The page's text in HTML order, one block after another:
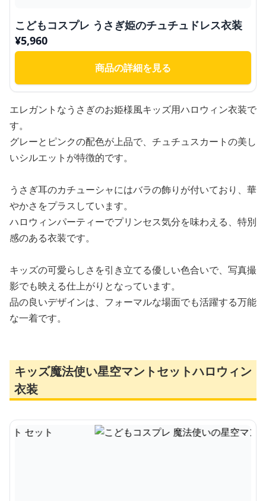
こどもコスプレ うさぎ姫のチュチュドレス衣装
¥5,960
商品の詳細を見る
エレガントなうさぎのお姫様風キッズ用ハロウィン衣装で
す。
グレーとピンクの配色が上品で、チュチュスカートの美し
いシルエットが特徴的です。
うさぎ耳のカチューシャにはバラの飾りが付いており、華
やかさをプラスしています。
ハロウィンパーティーでプリンセス気分を味わえる、特別
感のある衣装です。
キッズの可愛らしさを引き立てる優しい色合いで、写真撮
影でも映える仕上がりとなっています。
品の良いデザインは、フォーマルな場面でも活躍する万能
な一着です。
キッズ魔法使い星空マントセットハロウィン
衣装